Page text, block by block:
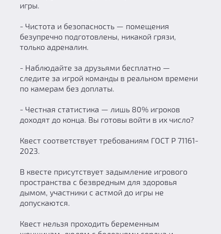
игры.
- Чистота и безопасность — помещения
безупречно подготовлены, никакой грязи,
только адреналин.
- Наблюдайте за друзьями бесплатно —
следите за игрой команды в реальном времени
по камерам без доплаты.
- Честная статистика — лишь 80% игроков
доходят до конца. Вы готовы войти в их число?
Квест соответствует требованиям ГОСТ Р 71161-
2023.
В квесте присутствует задымление игрового
пространства с безвредным для здоровья
дымом, участники с астмой до игры не
допускаются.
Квест нельзя проходить беременным